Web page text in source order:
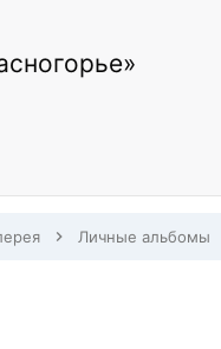
Личные альбомы